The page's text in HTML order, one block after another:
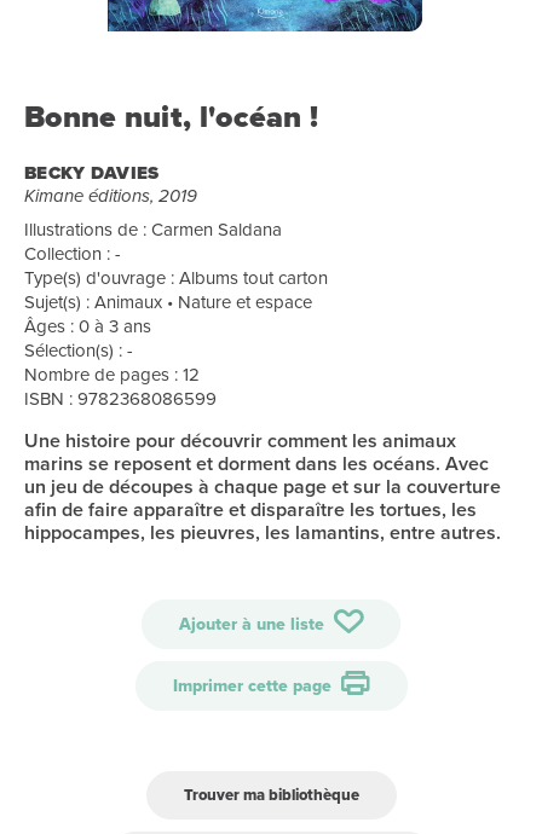
Bonne nuit, l'océan !
BECKY DAVIES
Kimane éditions, 2019
Illustrations de : Carmen Saldana
Collection : -
Type(s) d'ouvrage : Albums tout carton
Sujet(s) : Animaux • Nature et espace
Âges : 0 à 3 ans
Sélection(s) : -
Nombre de pages : 12
ISBN : 9782368086599
Une histoire pour découvrir comment les animaux
marins se reposent et dorment dans les océans. Avec
un jeu de découpes à chaque page et sur la couverture
afin de faire apparaître et disparaître les tortues, les
hippocampes, les pieuvres, les lamantins, entre autres.
Ajouter à une liste
Imprimer cette page
Trouver ma bibliothèque